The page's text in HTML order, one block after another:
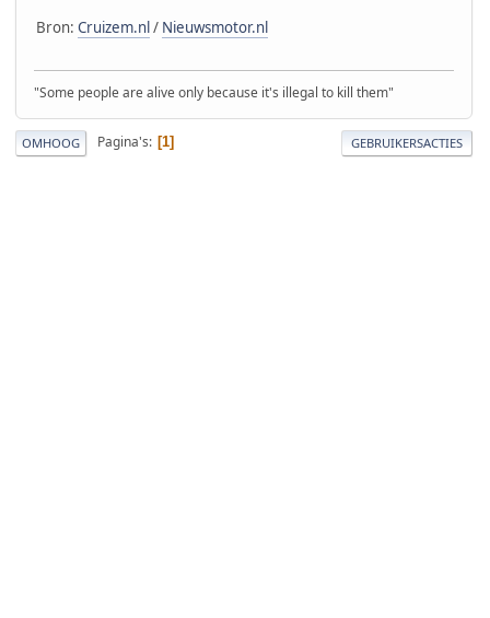
Bron: Cruizem.nl/ Nieuwsmotor.nl
"Some people are alive only because it's illegal to kill them"
OMHOOG Pagina's 1 GEBRUIKERSACTIES